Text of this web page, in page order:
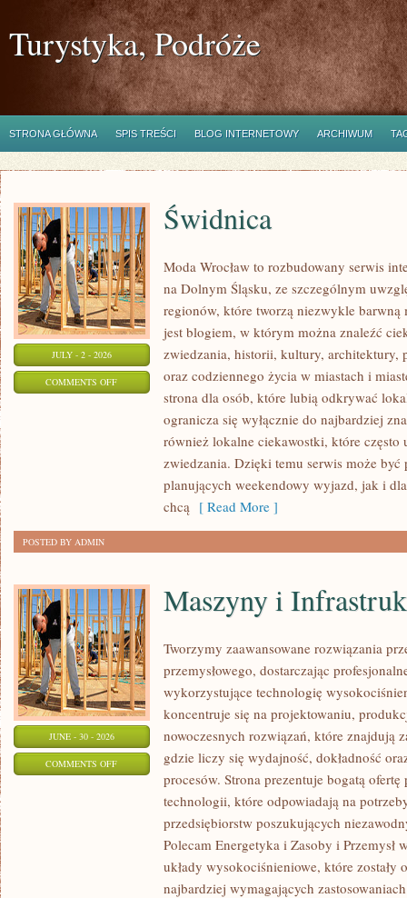
Turystyka, Podróże
STRONA GŁÓWNA SPIS TREŚCI BLOG INTERNETOWY ARCHIWUM
JULY - 2 - 2026
COMMENTS OFFON
Świdnica
Moda Wrocław to rozbudowany serwis
na Dolnym Śląsku, ze szczególnym
regionów, które tworzą niezwykle barwną
jest blogiem, w którym można znaleźć
zwiedzania, historii, kultury, architektury,
oraz codziennego życia w miastach i
strona dla osób, które lubią odkrywać
ogranicza się wyłącznie do najbardziej
również lokalne ciekawostki, które często
zwiedzania. Dzięki temu serwis może
planujących weekendowy wyjazd, jak i
chcą [ Read More ]
POSTED BY ADMIN
JUNE - 30 - 2026
COMMENTS OFFON
INFRASTRUKTURA
Maszyny i
Tworzymy zaawansowane rozwiązania
przemysłowego, dostarczając
wykorzystujące technologię
koncentruje się na projektowaniu,
nowoczesnych rozwiązań, które znajdują
gdzie liczy się wydajność, dokładność
procesów. Strona prezentuje bogatą ofertę
technologii, które odpowiadają na
przedsiębiorstw poszukujących
Polecam Energetyka i Zasoby i Przemysł
układy wysokociśnieniowe, które zostały
najbardziej wymagających